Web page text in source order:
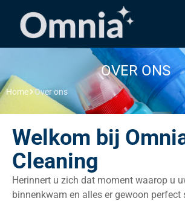
OVER ONS
Home Over ons
Welkom bij
Cleaning
Herinnert u zich dat moment waarop u
binnenkwam en alles er gewoon perfect